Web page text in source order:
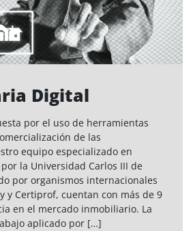
Digital
por el uso de herramientas
de las
equipo especializado en
la Universidad Carlos III de
por organismos internacionales
y Certiprof, cuentan con más de 9
en el mercado inmobiliario. La
aplicado por […]